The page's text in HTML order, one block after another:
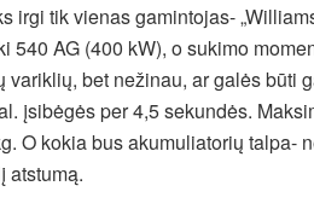
irgi tik vienas gamintojas-
540 AG (400 kW), o sukimo
bet nežinau, ar galės būti
įsibėgės per 4,5 sekundės.
O kokia bus akumuliatorių talpa-
atstumą.